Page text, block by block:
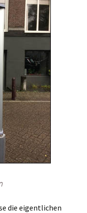
die eigentlichen